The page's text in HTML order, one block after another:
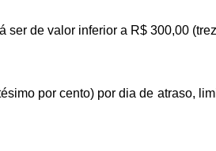
ser de valor inferior a R$ 300,00
por cento) por dia de atraso,